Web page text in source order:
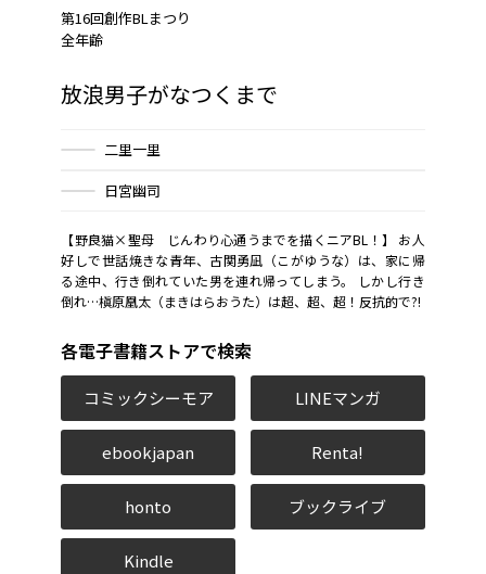
第16回創作BLまつり
全年齢
放浪男子がなつくまで
二里一里
日宮幽司
【野良猫×聖母 じんわり心通うまでを描くニアBL！】 お人
好しで世話焼きな青年、古関勇凪（こがゆうな）は、家に帰
る途中、行き倒れていた男を連れ帰ってしまう。 しかし行き
倒れ…槇原凰太（まきはらおうた）は超、超、超！反抗的で?!
各電子書籍ストアで検索
コミックシーモア LINEマンガ
ebookjapan Renta!
honto ブックライブ
Kindle